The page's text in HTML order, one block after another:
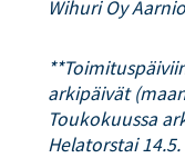
Wihuri Oy Aarnio
arkipäivät
Toukokuussa
Helatorstai 14.5.